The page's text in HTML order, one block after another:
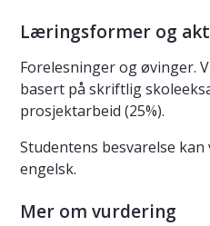
Læringsformer og
Forelesninger og øvinger.
basert på skriftlig
prosjektarbeid (25%).
Studentens besvarelse
engelsk.
Mer om vurdering